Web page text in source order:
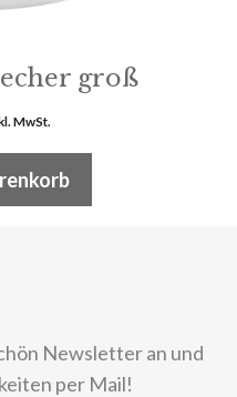
groß
MwSt.
Newsletter an und
per Mail!